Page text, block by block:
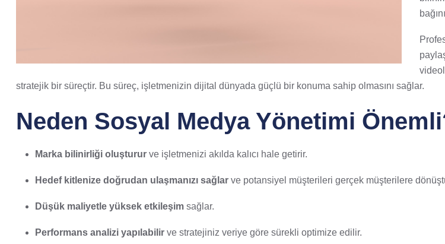
stratejik bir süreçtir. Bu süreç, işletmenizin dijital dünyada güçlü bir konuma sahip olmasını sağlar.
Neden Sosyal Medya Yönetimi
Marka bilinirliği oluşturur ve işletmenizi akılda kalıcı hale getirir.
Hedef kitlenize doğrudan ulaşmanızı sağlar ve potansiyel müşterileri gerçek müşterilere
Düşük maliyetle yüksek etkileşim sağlar.
Performans analizi yapılabilir ve stratejiniz veriye göre sürekli optimize edilir.